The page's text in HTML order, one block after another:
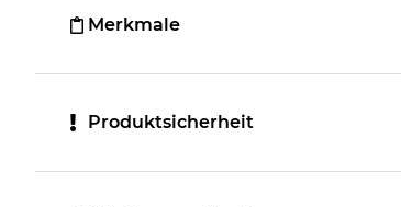
Merkmale
Produktsicherheit